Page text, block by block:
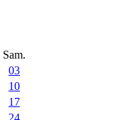
Sam.
03
10
17